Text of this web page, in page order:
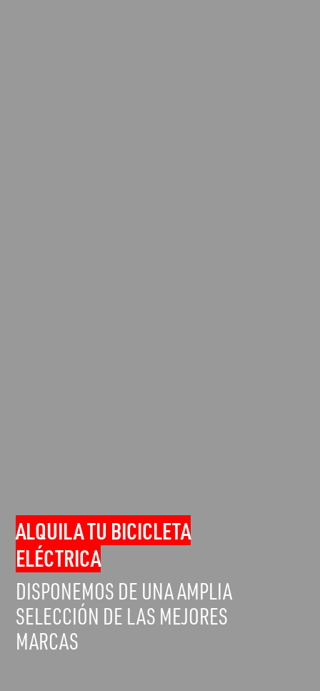
ALQUILA TU BICICLETA
ELÉCTRICA
DISPONEMOS DE UNA AMPLIA
SELECCIÓN DE LAS MEJORES
MARCAS